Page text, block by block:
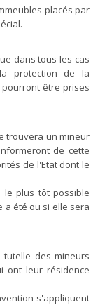
placés par
dans tous les cas
protection de la
être prises
trouvera un mineur
de cette
de l'Etat dont le
le plus tôt possible
a été ou si elle sera
des mineurs
ont leur résidence
s'appliquent